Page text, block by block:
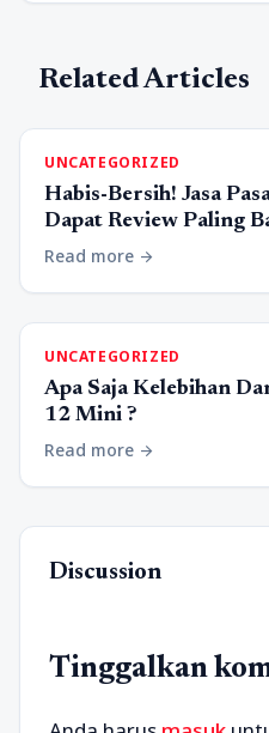
Related Articles
UNCATEGORIZED
Habis-Bersih! Jasa
Dapat Review Paling
Read more arrow_forward
UNCATEGORIZED
Apa Saja Kelebihan
12 Mini ?
Read more arrow_forward
Discussion
Tinggalkan